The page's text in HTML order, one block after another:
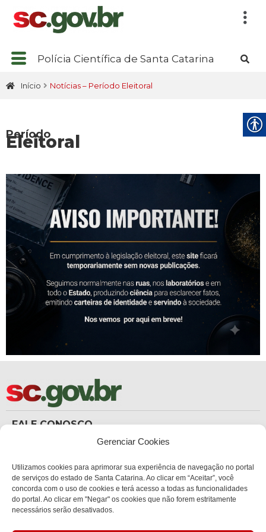
Gerenciar Cookies
Utilizamos cookies para aprimorar sua experiência de navegação no portal
de serviços do estado de Santa Catarina. Ao clicar em “Aceitar”, você
concorda com o uso de cookies e terá acesso a todas as funcionalidades
do portal. Ao clicar em "Negar" os cookies que não forem estritamente
necessários serão desativados.
Polícia Científica de Santa Catarina
Início Notícias – Período Eleitoral
Período
Eleitoral
FALE CONOSCO
Carteira de Identidade
Ouvidoria
ouvidoria.sc.gov.br
ENDEREÇO
Sede Administrativa Central
Bairro: